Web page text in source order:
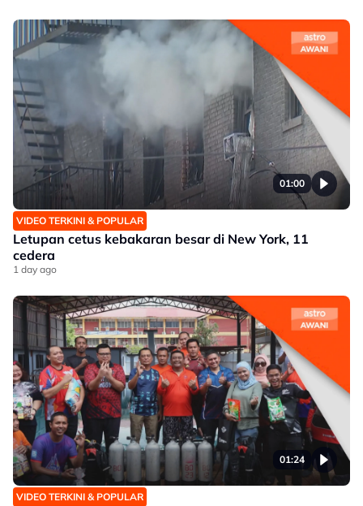
01:00
VIDEO TERKINI & POPULAR
Letupan cetus kebakaran besar di New York, 11
cedera
1 day ago
01:24
VIDEO TERKINI & POPULAR